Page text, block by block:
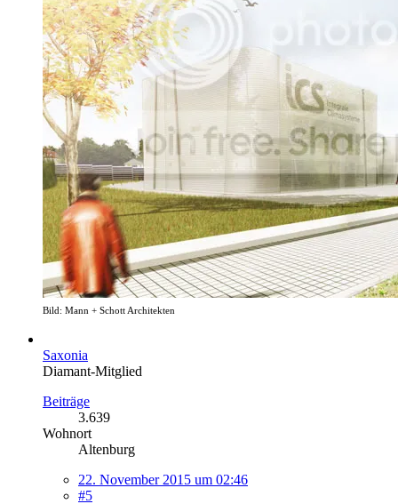
Bild: Mann + Schott Architekten
Saxonia
Diamant-Mitglied
Beiträge
3.639
Wohnort
Altenburg
22. November 2015 um 02:46
#5